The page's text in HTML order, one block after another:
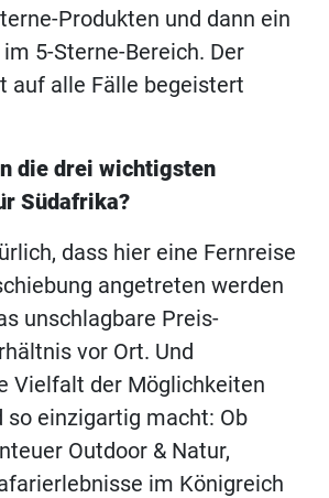
Produkten und dann ein
5-Sterne-Bereich. Der
auf alle Fälle begeistert
die drei wichtigsten
Südafrika?
dass hier eine Fernreise
angetreten werden
unschlagbare Preis-
vor Ort. Und
Vielfalt der Möglichkeiten
so einzigartig macht: Ob
Outdoor & Natur,
im Königreich